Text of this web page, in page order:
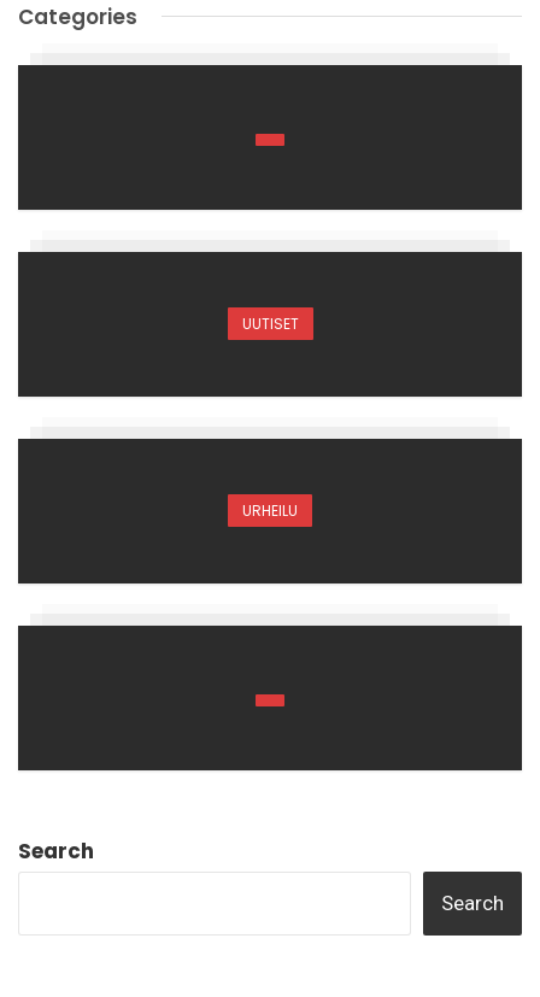
Categories
UUTISET
URHEILU
Search
Search